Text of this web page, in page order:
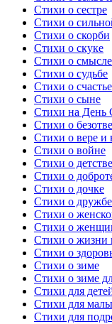
Стихи о сестре
Стихи о
Стихи о скорби
Стихи о скуке
Стихи о
Стихи о судьбе
Стихи о счастье
Стихи о сыне
Стихи на День
Стихи о
Стихи о вере и
Стихи о войне
Стихи о детстве
Стихи о
Стихи о дочке
Стихи о дружбе
Стихи о
Стихи о
Стихи о жизни
Стихи о
Стихи о зиме
Стихи о зиме
Стихи для
Стихи для
Стихи для